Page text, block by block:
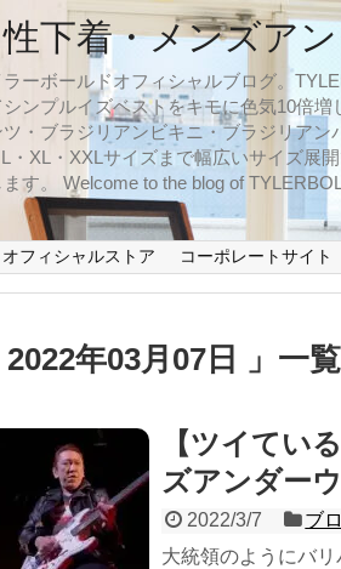
下着・メンズア
ラーボールドオフィシャルブログ。
シンプルイズベストをキモに色気10倍
ツ・ブラジリアンビキニ・ブラジリア
・XL・XXLサイズまで幅広いサイズ展
ます。 Welcome to the blog of
オフィシャルストア コーポレートサイト
2022年03月07日 」一覧
【ツイてい
ズアンダー
2022/3/7
ブ
大統領のようにバ